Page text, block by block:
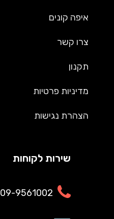
איפה קונים
צרו קשר
תקנון
מדיניות פרטיות
הצהרת נגישות
שירות לקוחות
09-9561002